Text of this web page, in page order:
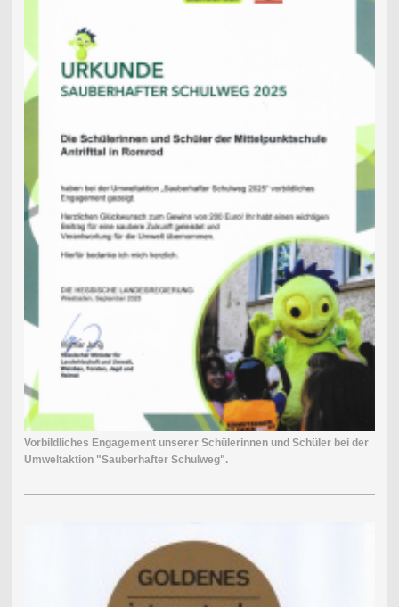
Vorbildliches Engagement unserer Schülerinnen und Schüler bei der
Umweltaktion "Sauberhafter Schulweg".